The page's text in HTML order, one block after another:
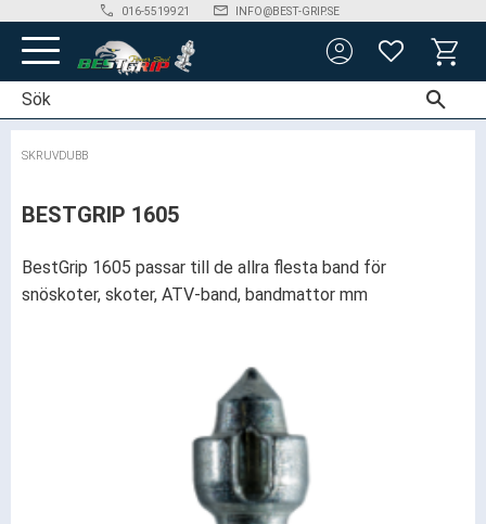
Meny
phone 016-5519921 mail_outline INFO@BEST-GRIP.SE
account_circle FAVORITER
SKRUVDUBB
BESTGRIP 1605
BestGrip 1605 passar till de allra flesta band för
snöskoter, skoter, ATV-band, bandmattor mm